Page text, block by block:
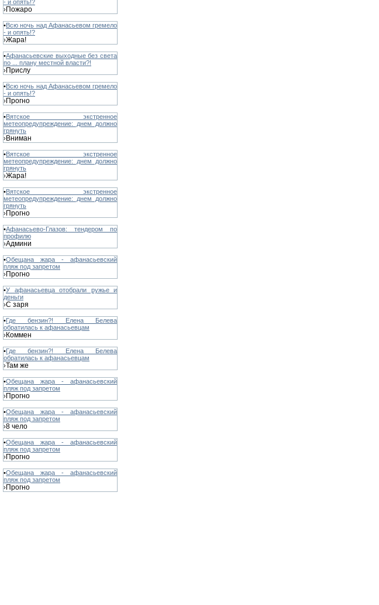
- и опять!?
›Пожаро
•Всю ночь над Афанасьевом гремело
- и опять!?
›Жара!
•Афанасьевские выходные без света
по ... плану местной власти?!
›Прислу
•Всю ночь над Афанасьевом гремело
- и опять!?
›Прогно
•Вятское экстренное
метеопредупреждение: днем должно
грянуть
›Вниман
•Вятское экстренное
метеопредупреждение: днем должно
грянуть
›Жара!
•Вятское экстренное
метеопредупреждение: днем должно
грянуть
›Прогно
•Афанасьево-Глазов: тендером по
профилю
›Админи
•Обещана жара - афанасьевский
пляж под запретом
›Прогно
•У афанасьевца отобрали ружье и
деньги
›С заря
•Где бензин?! Елена Белева
обратилась к афанасьевцам
›Коммен
•Где бензин?! Елена Белева
обратилась к афанасьевцам
›Там же
•Обещана жара - афанасьевский
пляж под запретом
›Прогно
•Обещана жара - афанасьевский
пляж под запретом
›8 чело
•Обещана жара - афанасьевский
пляж под запретом
›Прогно
•Обещана жара - афанасьевский
пляж под запретом
›Прогно